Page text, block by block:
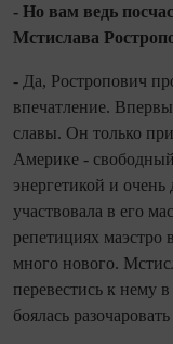
- Но вам ведь
Мстислава
- Да, Ростропович
впечатление.
славы. Он только
Америке -
энергетикой и
участвовала в его
репетициях маэстро
много нового.
перевестись к нему
боялась